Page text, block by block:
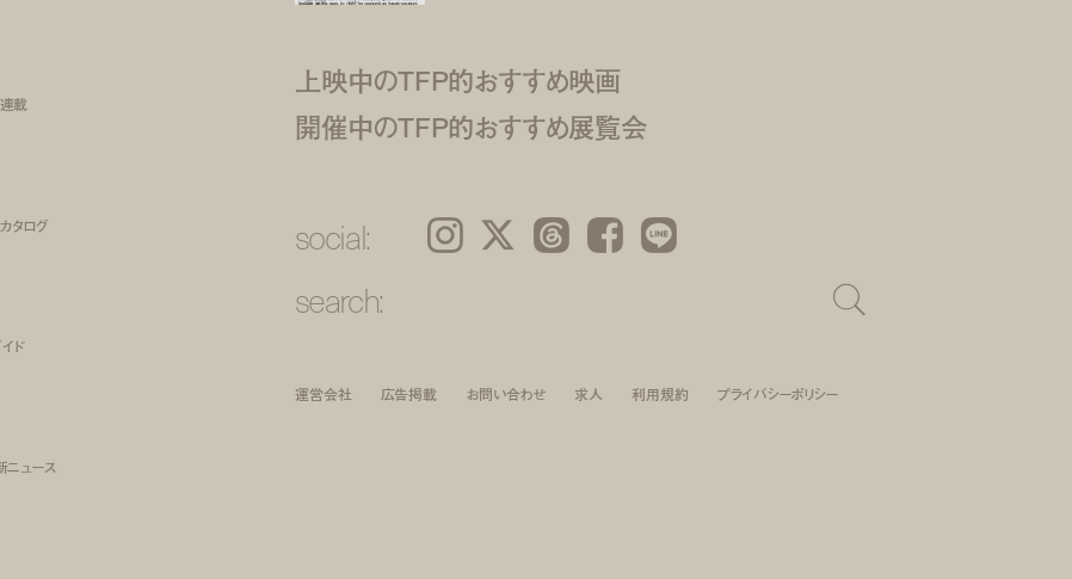
連載
タログ
ド
ニュース
上映中のTFP的おすすめ映画
開催中のTFP的おすすめ展覧会
social: Instagram 𝕏 Threads Facebook LINE
search:
運営会社 広告掲載 お問い合わせ 求人 利用規約 プライバシーポリシー